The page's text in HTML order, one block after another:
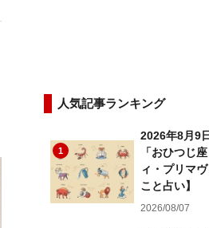
人気記事ランキング
1
2026年8月9
「おひつじ
ィ・プリマ
こと占い】
2026/08/07